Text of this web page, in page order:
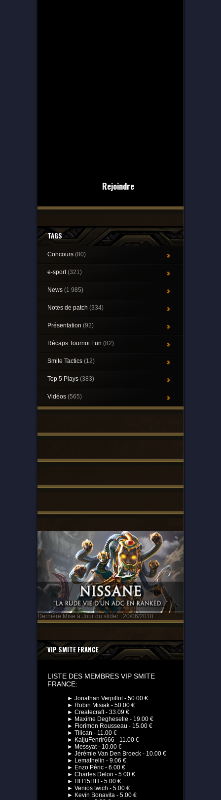
Rejoindre
TAGS
Concours (80)
e-sport(321)
News (1 985)
Notes de patch (334)
Présentation (92)
Récaps Tournoi Fun (82)
Smite Tactics (12)
Top 5 Plays (383)
Vidéos (565)
Dernière Mise à Jour du slider : 20/06/2018
VIP SMITE FRANCE
LISTE DES MEMBRES VIP SMITE
FRANCE:
► Jonathan Verpillot - 50.00 €
► Robin Misiak - 50.00 €
► Createcraft - 33.09 €
► Maxime Degheselle - 19.00 €
► Florimon Rousseau - 15.00 €
► Tilican - 11.00 €
► KaijuFenrir666 - 11.00 €
► Messyat - 10.00 €
► Jérémie Van Den Broeck - 10.00 €
► Lemathelin - 9.06 €
► Enzo Péric - 6.00 €
► Charles Delon - 5.00 €
► HH15HH - 5.00 €
► Venios twich - 5.00 €
► Kevin Bonavita - 5.00 €